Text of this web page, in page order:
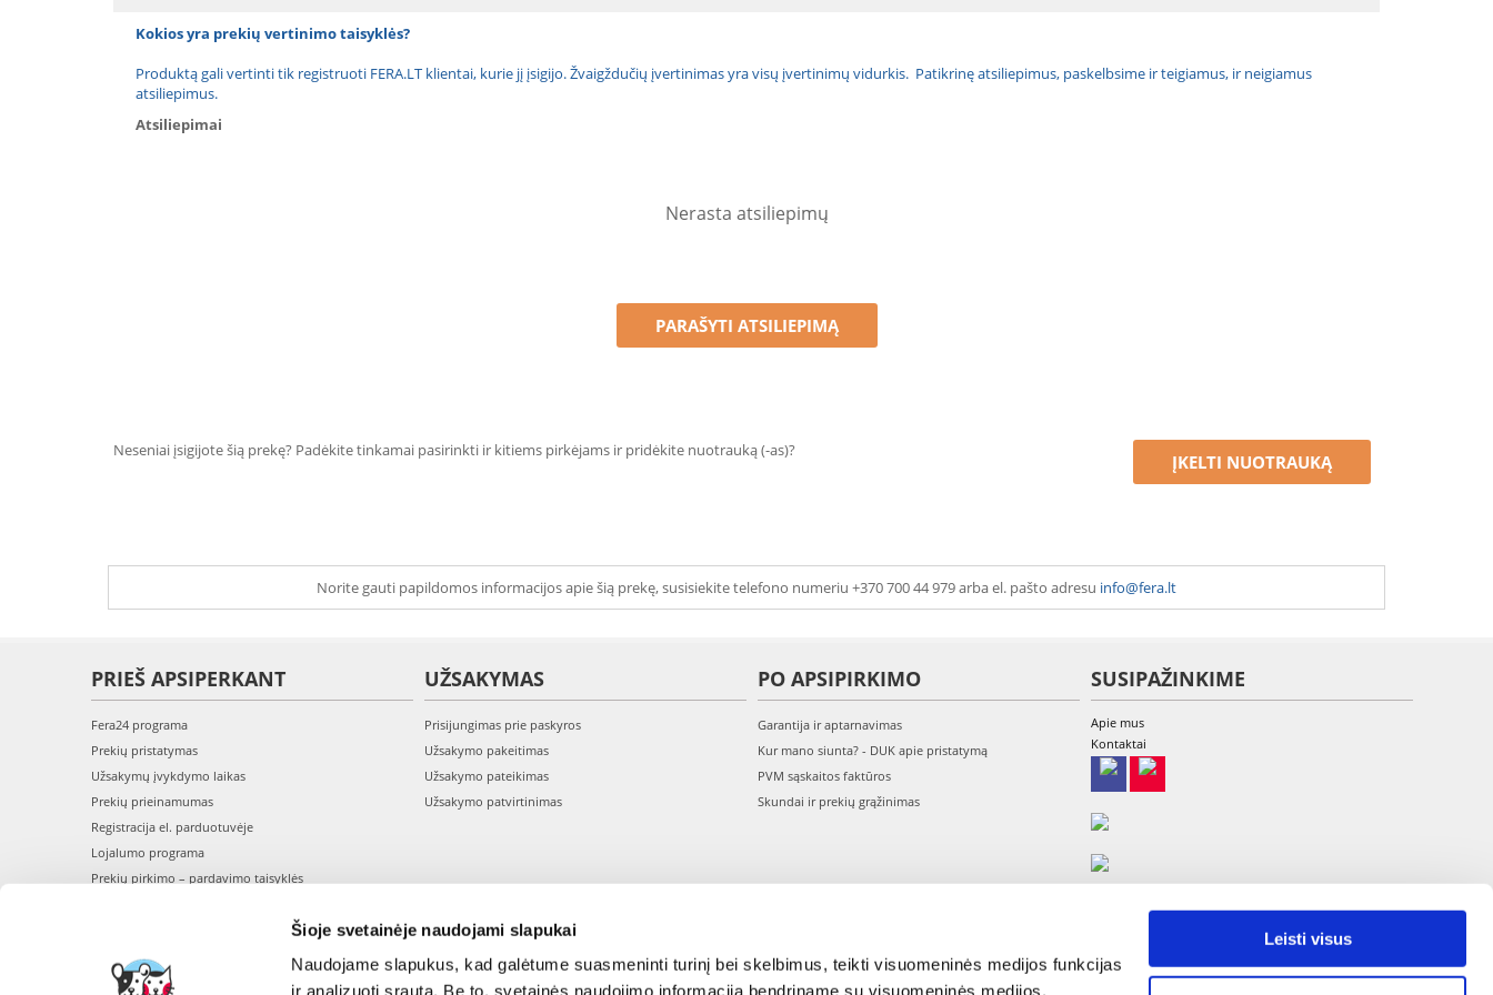
Šioje svetainėje naudojami slapukai
Naudojame slapukus, kad galėtume suasmeninti turinį bei skelbimus, teikti visuomeninės medijos funkcijas
ir analizuoti srautą. Be to, svetainės naudojimo informaciją bendriname su visuomeninės medijos,
Leisti visus
Kokios yra prekių vertinimo taisyklės?
Produktą gali vertinti tik registruoti FERA.LT klientai, kurie jį įsigijo. Žvaigždučių įvertinimas yra visų įvertinimų vidurkis. Patikrinę atsiliepimus, paskelbsime ir teigiamus, ir neigiamus
atsiliepimus.
Atsiliepimai
Nerasta atsiliepimų
PARAŠYTI ATSILIEPIMĄ
Neseniai įsigijote šią prekę? Padėkite tinkamai pasirinkti ir kitiems pirkėjams ir pridėkite nuotrauką (-as)?
ĮKELTI NUOTRAUKĄ
Norite gauti papildomos informacijos apie šią prekę, susisiekite telefono numeriu +370 700 44 979 arba el. pašto adresu info@fera.lt
PRIEŠ APSIPERKANT
Fera24 programa
Prekių pristatymas
Užsakymų įvykdymo laikas
Prekių prieinamumas
Registracija el. parduotuvėje
Lojalumo programa
Prekių pirkimo – pardavimo taisyklės
UŽSAKYMAS
Prisijungimas prie paskyros
Užsakymo pakeitimas
Užsakymo pateikimas
Užsakymo patvirtinimas
PO APSIPIRKIMO
Garantija ir aptarnavimas
Kur mano siunta? - DUK apie pristatymą
PVM sąskaitos faktūros
Skundai ir prekių grąžinimas
SUSIPAŽINKIME
Apie mus
Kontaktai